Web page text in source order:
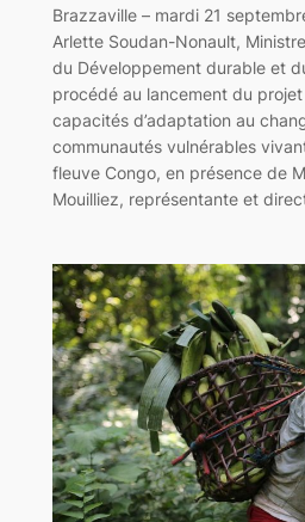
Brazzaville – mardi 21
Arlette Soudan-Nonault,
du Développement durable et
procédé au lancement du
capacités d’adaptation au
communautés vulnérables
fleuve Congo, en présence de
Mouilliez, représentante et